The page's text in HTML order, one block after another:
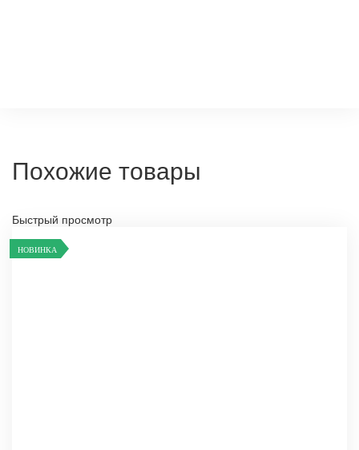
Похожие товары
Быстрый просмотр
НОВИНКА